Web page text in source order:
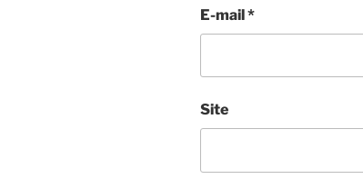
E-mail*
Site